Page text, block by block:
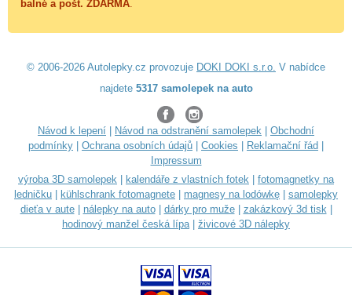
balné a pošt. ZDARMA
© 2006-2026 Autolepky.cz provozuje DOKI DOKI s.r.o. V nabídce
najdete 5317 samolepek na auto
Návod k lepení Návod na odstranění samolepek
Obchodní
podmínky
Ochrana osobních údajů Cookies Reklamační řád
Impressum
výroba 3D samolepek
kalendáře z vlastních fotek
fotomagnetky na
ledničku
kühlschrank fotomagnete magnesy na lodówkę
samolepky
dieťa v aute| nálepky na auto| dárky pro muže| zakázkový 3d tisk|
hodinový manžel česká lípa| živicové 3D nálepky